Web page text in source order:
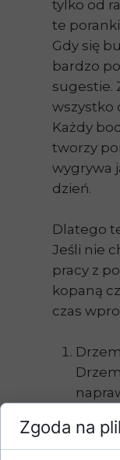
tylko od
te
Gdy się
bardzo
sugestie.
wszystko
Każdy
tworzy
wygrywa
dzień.
Dlatego
Jeśli nie
pracy z
kopaną
czas
Zgoda na